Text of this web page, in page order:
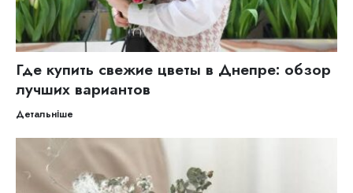
Где купить свежие цветы в Днепре: обзор
лучших вариантов
Детальніше